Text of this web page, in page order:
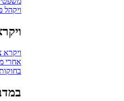
ויקהל
ויקרא
אחרי